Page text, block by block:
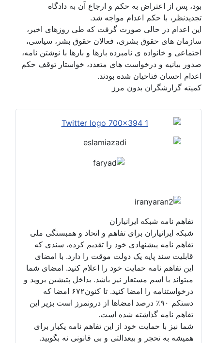
بود، پس از اعتراض به حکم و ارجاع آن به دادگاه
تجدیدنظر، با حکم اعدام مواجه شد.
این اعدام در حالی صورت گرفت که طی روزهای اخیر،
سازمان های حقوق بشری، فعالان حقوق بشر، سیاسی،
اجتماعی و خانواده ی نامبرده بارها و بارها با نوشتن نامه،
صدور بیانیه و درخواست های متعدد، خواستار توقف حکم
اعدام احسان فتاحیان شده بودند.
کمیته گزارشگران بدون مرز
تفاهم نامه شبکه ایرانیاران
شبکه ایرانیاران برای تفاهم و اتحاد و همبستگی ملی
تفاهم نامه پیشنهادی خود را تقدیم کرده، سندی که
قابلیت سند پایه یک دولت موقت را دارد. با امضای
این تفاهم نامه حمایت خود را اعلام کنید. امضای شما
میتواند با اسم مستعار نیز باشد. بداخل پتیشین بروید و
درخواستنامه را امضا کنید. تا کنون۶۷۲ امضا که
دستکم ۹۰٪ درصد امضاها از درونمرز است بزیر این
تفاهم نامه گذاشته شده است.
شما نیز با حمایت خود از این تفاهم نامه یکبار برای
همیشه به تحجر و بیعدالتی و بی قانونی نه بگویید.